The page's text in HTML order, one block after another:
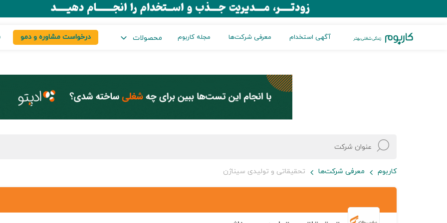
آگهی استخدام معرفی شرکت‌ها مجله کاربوم محصولات درخواست مشاوره و دمو
کاربوم معرفی شرکت‌ها تحقیقاتی و تولیدی سیناژن